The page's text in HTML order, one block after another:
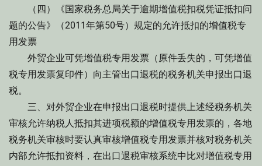
（四）《国家税务总局关于逾期增值税扣税凭证抵扣问
题的公告》（2011年第50号）规定的允许抵扣的增值税专
用发票
外贸企业可凭增值税专用发票（原件丢失的，可凭增值
税专用发票复印件）向主管出口退税的税务机关申报出口退
税。
三、对外贸企业在申报出口退税时提供上述经税务机关
审核允许纳税人抵扣其进项税额的增值税专用发票的，各地
税务机关审核时要认真审核增值税专用发票并核对税务机关
内部允许抵扣资料，在出口退税审核系统中比对增值税专用